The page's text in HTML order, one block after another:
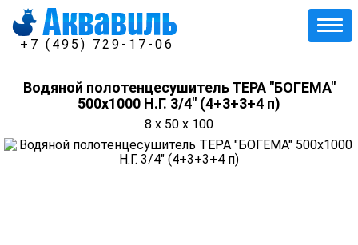
+7 (495) 729-17-06
Водяной полотенцесушитель ТЕРА "БОГЕМА"
500х1000 Н.Г. 3/4" (4+3+3+4 п)
8 x 50 x 100